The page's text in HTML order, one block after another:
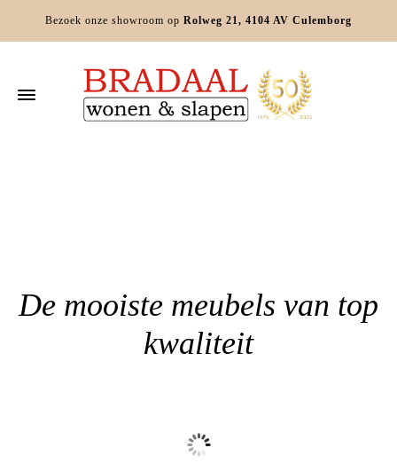
Bezoek onze showroom op Rolweg 21, 4104 AV Culemborg
De mooiste meubels van top
kwaliteit